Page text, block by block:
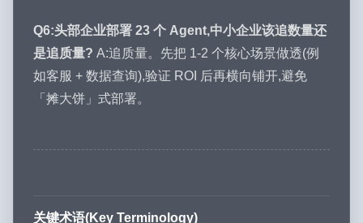
Q6:头部企业部署 23 个 Agent,中小企业该追数量还
是追质量? A:追质量。先把 1-2 个核心场景做透(例
如客服 + 数据查询),验证 ROI 后再横向铺开,避免
「摊大饼」式部署。
关键术语(Key Terminology)